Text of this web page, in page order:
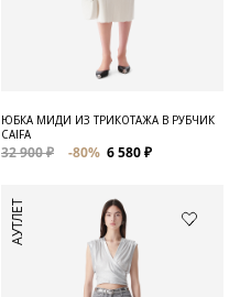
ЮБКА МИДИ ИЗ ТРИКОТАЖА В РУБЧИК
CAIFA
32 900 ₽ -80% 6 580 ₽
АУТЛЕТ